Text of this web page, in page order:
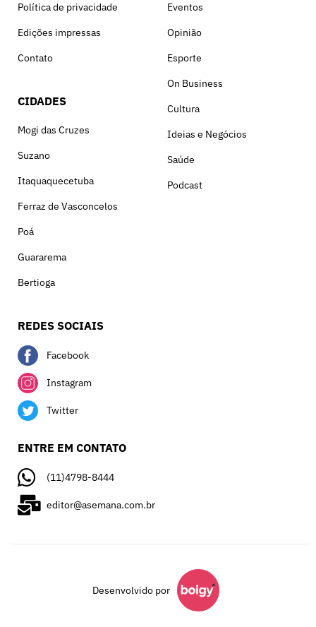
Política de privacidade
Edições impressas
Contato
CIDADES
Mogi das Cruzes
Suzano
Itaquaquecetuba
Ferraz de Vasconcelos
Poá
Guararema
Bertioga
Eventos
Opinião
Esporte
On Business
Cultura
Ideias e Negócios
Saúde
Podcast
REDES SOCIAIS
Facebook
Instagram
Twitter
ENTRE EM CONTATO
(11)4798-8444
editor@asemana.com.br
Desenvolvido por